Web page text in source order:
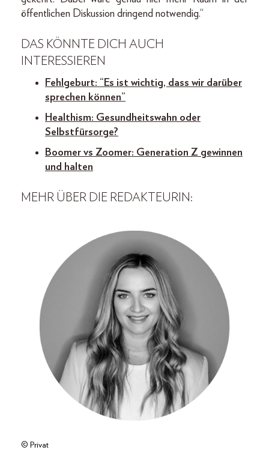
öffentlichen Diskussion dringend notwendig.“
DAS KÖNNTE DICH AUCH
INTERESSIEREN
Fehlgeburt: “Es ist wichtig, dass wir darüber
sprechen können”
Healthism: Gesundheitswahn oder
Selbstfürsorge?
Boomer vs Zoomer: Generation Z gewinnen
und halten
MEHR ÜBER DIE REDAKTEURIN:
© Privat